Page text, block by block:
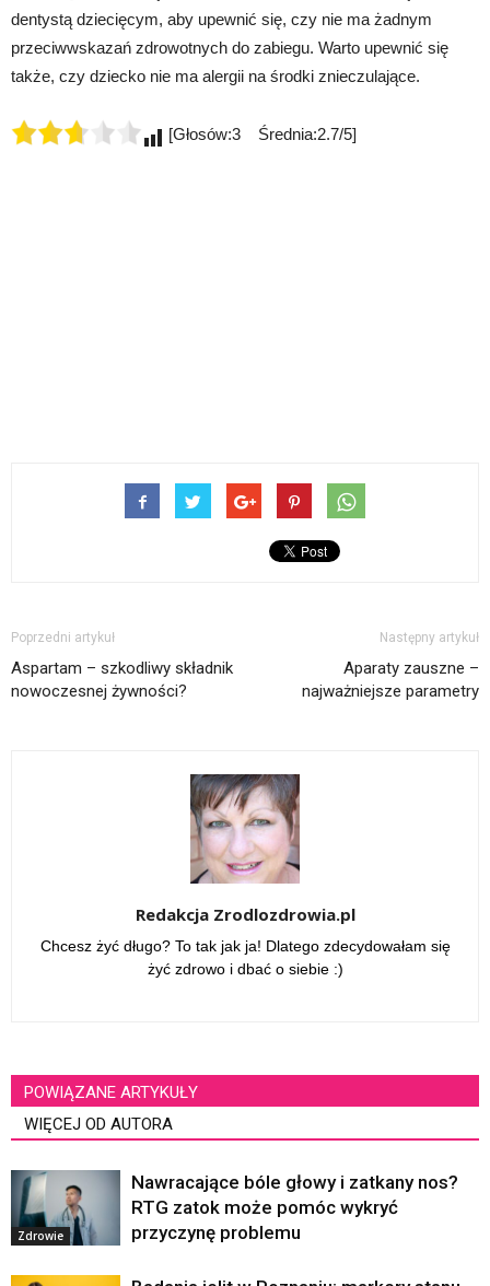
dentystą dziecięcym, aby upewnić się, czy nie ma żadnym
przeciwwskazań zdrowotnych do zabiegu. Warto upewnić się
także, czy dziecko nie ma alergii na środki znieczulające.
[Głosów:3 Średnia:2.7/5]
Poprzedni artykuł
Aspartam – szkodliwy składnik
nowoczesnej żywności?
Następny artykuł
Aparaty zauszne –
najważniejsze parametry
Redakcja Zrodlozdrowia.pl
Chcesz żyć długo? To tak jak ja! Dlatego zdecydowałam się
żyć zdrowo i dbać o siebie :)
POWIĄZANE ARTYKUŁY
WIĘCEJ OD AUTORA
Zdrowie
Nawracające bóle głowy i zatkany nos?
RTG zatok może pomóc wykryć
przyczynę problemu